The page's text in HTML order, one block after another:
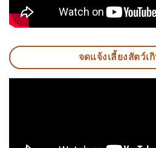
จดแจ้งเลี้ยงสัตว์เ